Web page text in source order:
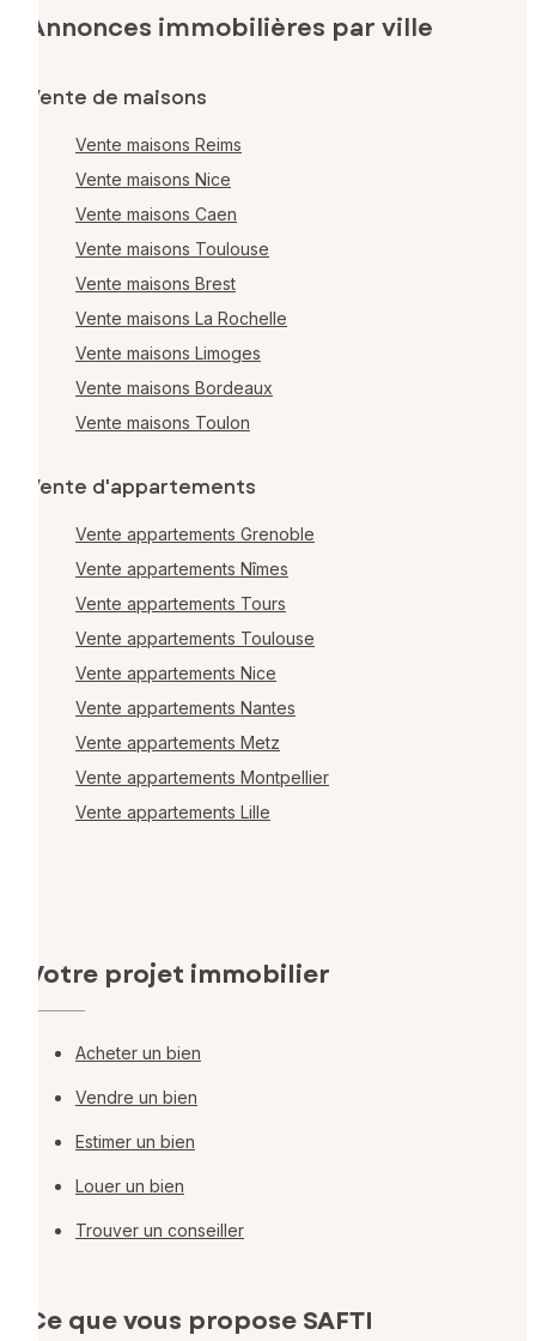
Annonces immobilières par ville
Vente de maisons
Vente maisons Reims
Vente maisons Nice
Vente maisons Caen
Vente maisons Toulouse
Vente maisons Brest
Vente maisons La Rochelle
Vente maisons Limoges
Vente maisons Bordeaux
Vente maisons Toulon
Vente d'appartements
Vente appartements Grenoble
Vente appartements Nîmes
Vente appartements Tours
Vente appartements Toulouse
Vente appartements Nice
Vente appartements Nantes
Vente appartements Metz
Vente appartements Montpellier
Vente appartements Lille
Votre projet immobilier
Acheter un bien
Vendre un bien
Estimer un bien
Louer un bien
Trouver un conseiller
Ce que vous propose SAFTI